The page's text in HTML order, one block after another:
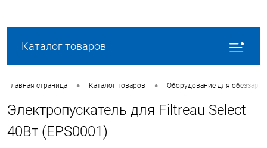
Каталог товаров
Главная страница • Каталог товаров • Оборудование для
Электропускатель для Filtreau Select
40Вт (EPS0001)